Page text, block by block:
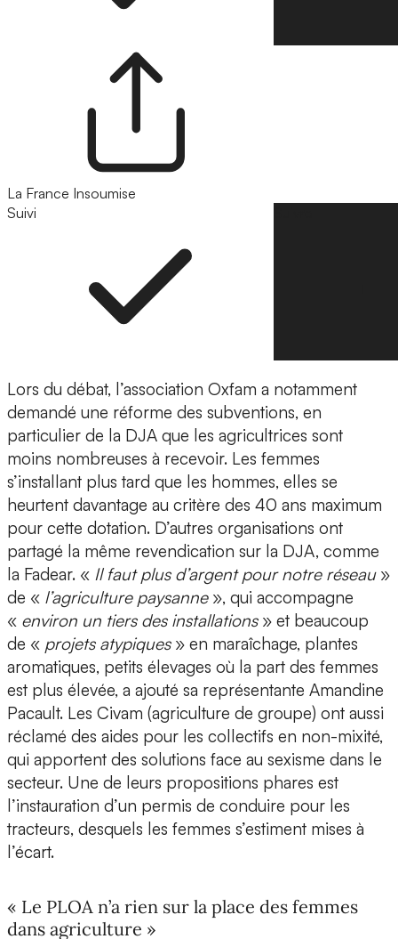
La France Insoumise
Suivi
Lors du débat, l’association Oxfam a notamment
demandé une réforme des subventions, en
particulier de la DJA que les agricultrices sont
moins nombreuses à recevoir. Les femmes
s’installant plus tard que les hommes, elles se
heurtent davantage au critère des 40 ans maximum
pour cette dotation. D’autres organisations ont
partagé la même revendication sur la DJA, comme
la Fadear. « Il faut plus d’argent pour notre réseau»
de « l’agriculture paysanne», qui accompagne
« environ un tiers des installations» et beaucoup
de « projets atypiques » en maraîchage, plantes
aromatiques, petits élevages où la part des femmes
est plus élevée, a ajouté sa représentante Amandine
Pacault. Les Civam (agriculture de groupe) ont aussi
réclamé des aides pour les collectifs en non-mixité,
qui apportent des solutions face au sexisme dans le
secteur. Une de leurs propositions phares est
l’instauration d’un permis de conduire pour les
tracteurs, desquels les femmes s’estiment mises à
l’écart.
« Le PLOA n’a rien sur la place des femmes
dans agriculture »